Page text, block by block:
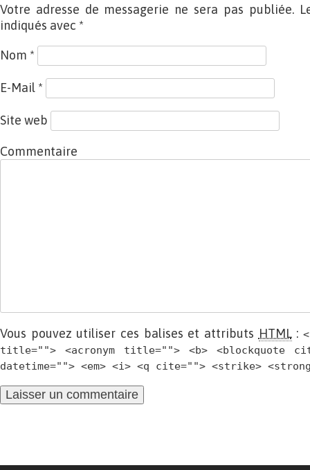
Votre adresse de messagerie ne sera pas publiée.
indiqués avec *
Nom *
E-Mail *
Site web
Commentaire
Vous pouvez utiliser ces balises et attributs HTML:
title=""> <acronym title=""> <b> <blockquote
datetime=""> <em> <i> <q cite=""> <strike>